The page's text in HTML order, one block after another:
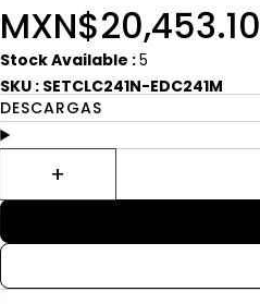
MXN$20,453.10
Stock Available :5
SKU : SETCLC241N-EDC241M
DESCARGAS